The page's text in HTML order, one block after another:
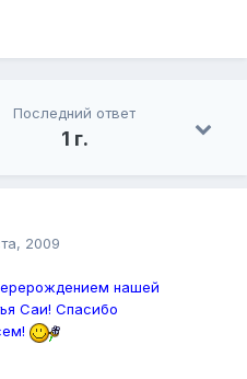
Последний ответ
1 г.
2009
нашей
Саи! Спасибо